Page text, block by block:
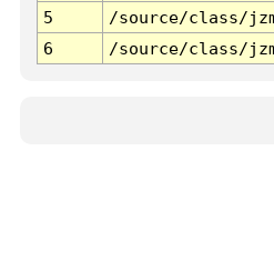
5
/source/class/
6
/source/class/